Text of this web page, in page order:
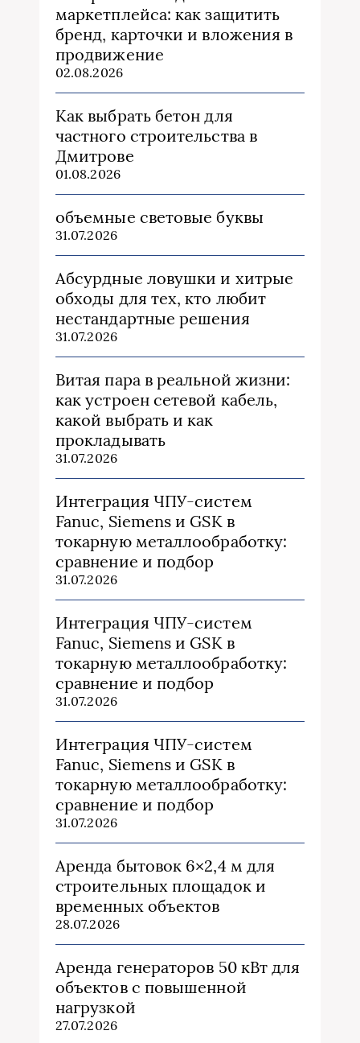
маркетплейса: как защитить
бренд, карточки и вложения в
продвижение
02.08.2026
Как выбрать бетон для
частного строительства в
Дмитрове
01.08.2026
объемные световые буквы
31.07.2026
Абсурдные ловушки и хитрые
обходы для тех, кто любит
нестандартные решения
31.07.2026
Витая пара в реальной жизни:
как устроен сетевой кабель,
какой выбрать и как
прокладывать
31.07.2026
Интеграция ЧПУ-систем
Fanuc, Siemens и GSK в
токарную металлообработку:
сравнение и подбор
31.07.2026
Интеграция ЧПУ-систем
Fanuc, Siemens и GSK в
токарную металлообработку:
сравнение и подбор
31.07.2026
Интеграция ЧПУ-систем
Fanuc, Siemens и GSK в
токарную металлообработку:
сравнение и подбор
31.07.2026
Аренда бытовок 6×2,4 м для
строительных площадок и
временных объектов
28.07.2026
Аренда генераторов 50 кВт для
объектов с повышенной
нагрузкой
27.07.2026